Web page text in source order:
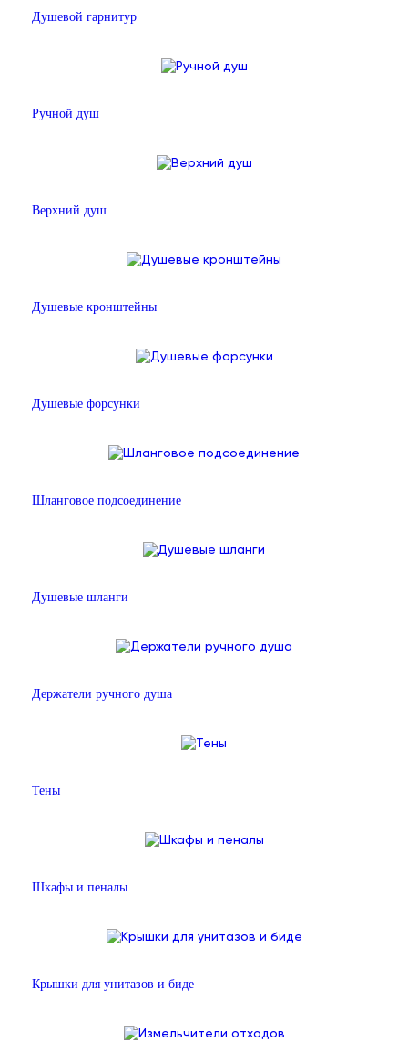
Душевой гарнитур
Ручной душ
Верхний душ
Душевые кронштейны
Душевые форсунки
Шланговое подсоединение
Душевые шланги
Держатели ручного душа
Тены
Шкафы и пеналы
Крышки для унитазов и биде